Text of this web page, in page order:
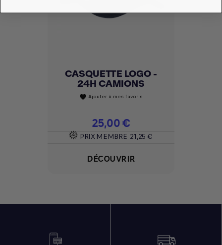
CASQUETTE LOGO -
24H CAMIONS
favorite Ajouter à mes favoris
Prix
25,00 €
PRIX MEMBRE 21,25 €
DÉCOUVRIR